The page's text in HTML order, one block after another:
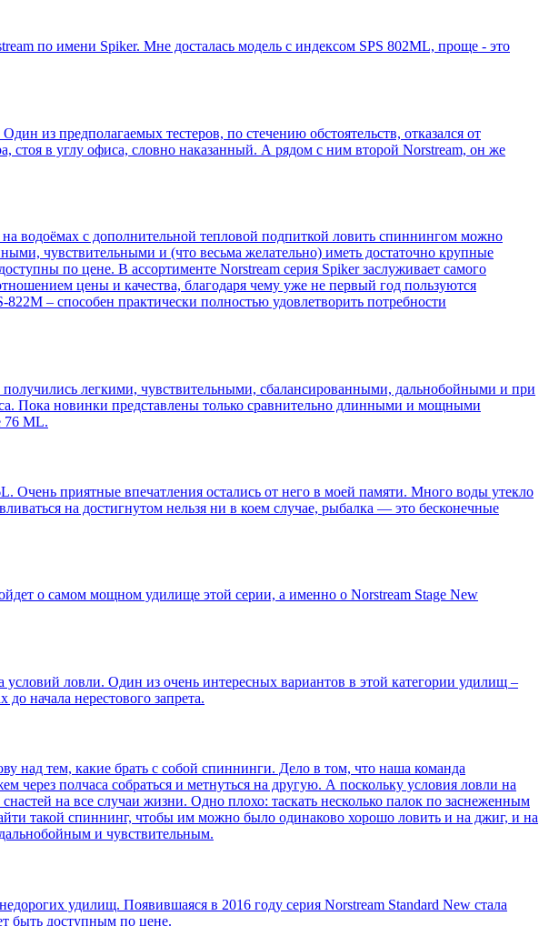
по имени Spiker. Мне досталась модель с индексом SPS 802ML, проще - это
из предполагаемых тестеров, по стечению обстоятельств, отказался от
стоя в углу офиса, словно наказанный. А рядом с ним второй Norstream, он же
водоёмах с дополнительной тепловой подпиткой ловить спиннингом можно
чувствительными и (что весьма желательно) иметь достаточно крупные
по цене. В ассортименте Norstream серия Spiker заслуживает самого
цены и качества, благодаря чему уже не первый год пользуются
– способен практически полностью удовлетворить потребности
легкими, чувствительными, сбалансированными, дальнобойными и при
Пока новинки представлены только сравнительно длинными и мощными
76 ML.
Очень приятные впечатления остались от него в моей памяти. Много воды утекло
на достигнутом нельзя ни в коем случае, рыбалка — это бесконечные
о самом мощном удилище этой серии, а именно о Norstream Stage New
ловли. Один из очень интересных вариантов в этой категории удилищ –
начала нерестового запрета.
над тем, какие брать с собой спиннинги. Дело в том, что наша команда
полчаса собраться и метнуться на другую. А поскольку условия ловли на
на все случаи жизни. Одно плохо: таскать несколько палок по заснеженным
такой спиннинг, чтобы им можно было одинаково хорошо ловить и на джиг, и на
и чувствительным.
удилищ. Появившаяся в 2016 году серия Norstream Standard New стала
быть доступным по цене.